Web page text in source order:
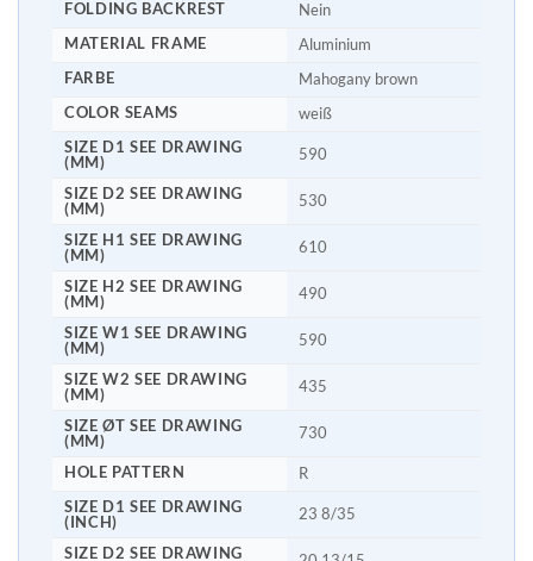
FOLDING BACKREST
Nein
MATERIAL FRAME
Aluminium
FARBE
Mahogany brown
COLOR SEAMS
weiß
SIZE D1 SEE DRAWING
(MM)
590
SIZE D2 SEE DRAWING
(MM)
530
SIZE H1 SEE DRAWING
(MM)
610
SIZE H2 SEE DRAWING
(MM)
490
SIZE W1 SEE DRAWING
(MM)
590
SIZE W2 SEE DRAWING
(MM)
435
SIZE ØT SEE DRAWING
(MM)
730
HOLE PATTERN
R
SIZE D1 SEE DRAWING
(INCH)
23 8/35
SIZE D2 SEE DRAWING